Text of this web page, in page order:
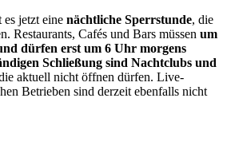
jetzt eine nächtliche Sperrstunde, die
Restaurants, Cafés und Bars müssen um
dürfen erst um 6 Uhr morgens
Schließung sind Nachtclubs und
aktuell nicht öffnen dürfen. Live-
Betrieben sind derzeit ebenfalls nicht